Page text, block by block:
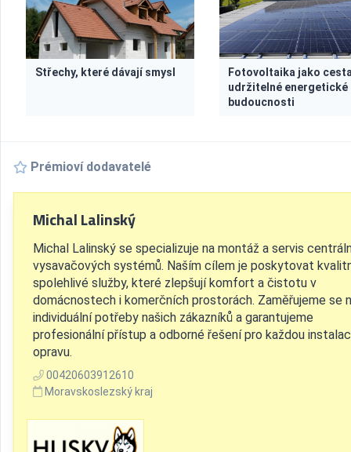
Střechy, které dávají smysl
Fotovoltaika jako
udržitelné energetické
budoucnosti
Prémioví dodavatelé
Michal Lalinský
Michal Lalinský se specializuje na montáž a servis
vysavačových systémů. Naším cílem je poskytovat
spolehlivé služby, které zlepšují komfort a čistotu v
domácnostech i komerčních prostorách. Zaměřujeme se
individuální potřeby našich zákazníků a garantujeme
profesionální přístup a odborné řešení pro každou
opravu.
00420603912610
Moravskoslezský kraj